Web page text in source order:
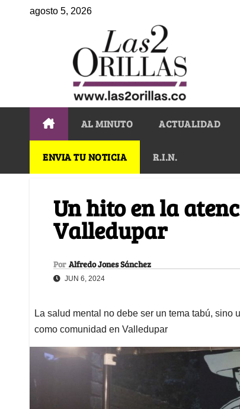
agosto 5, 2026
AL MINUTO ACTUALIDAD
ENVIA TU NOTICIA R.I.N.
Un hito en la
Valledupar
Por Alfredo Jones Sánchez
JUN 6, 2024
La salud mental no debe ser un tema tabú,
como comunidad en Valledupar